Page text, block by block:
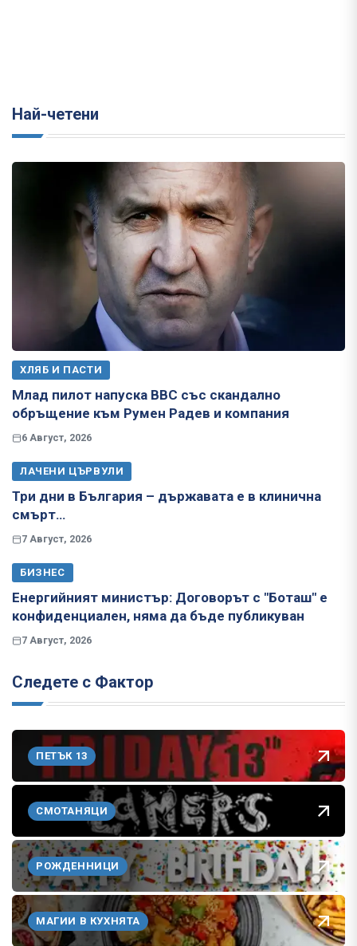
Най-четени
ХЛЯБ И ПАСТИ
Млад пилот напуска ВВС със скандално
обръщение към Румен Радев и компания
6 Август, 2026
ЛАЧЕНИ ЦЪРВУЛИ
Три дни в България – държавата е в клинична
смърт…
7 Август, 2026
БИЗНЕС
Енергийният министър: Договорът с "Боташ" е
конфиденциален, няма да бъде публикуван
7 Август, 2026
Следете с Фактор
ПЕТЪК 13
СМОТАНЯЦИ
РОЖДЕННИЦИ
МАГИИ В КУХНЯТА